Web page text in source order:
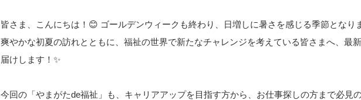
皆さま、こんにちは！😊 ゴールデンウィークも終わり、日増しに暑さを感じる季節となり
爽やかな初夏の訪れとともに、福祉の世界で新たなチャレンジを考えている皆さまへ、最
届けします！✨
今回の「やまがたde福祉」も、キャリアアップを目指す方から、お仕事探しの方まで必見